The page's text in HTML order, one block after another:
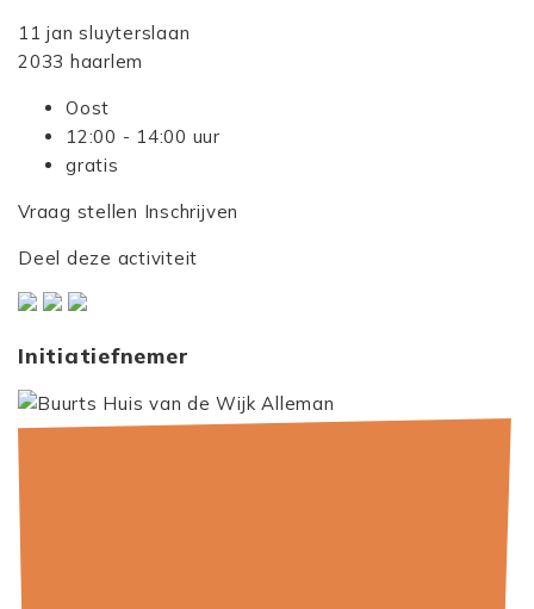
11 jan sluyterslaan
2033 haarlem
Oost
12:00 - 14:00 uur
gratis
Vraag stellen Inschrijven
Deel deze activiteit
Initiatiefnemer